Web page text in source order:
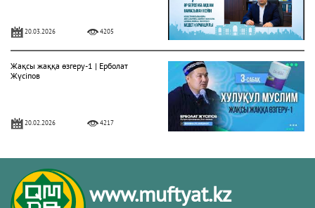
20.03.2026 4205
Жақсы жаққа өзгеру-1 | Ерболат
Жүсіпов
20.02.2026 4217
Жүрек сырлары 2-дәріс. Тәубе
тақырыбы. Әр-рисала әл-Қушайрия
кітабы негізінде
www.muftyat.kz